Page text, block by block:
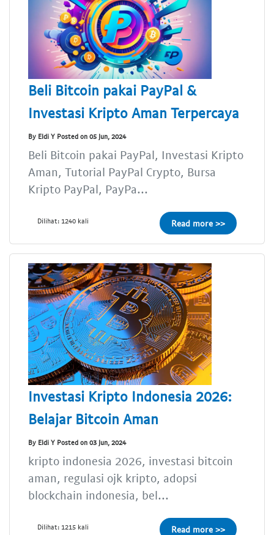
Beli Bitcoin pakai PayPal &
Investasi Kripto Aman Terpercaya
By Eldi Y Posted on 05 Jun, 2024
Beli Bitcoin pakai PayPal, Investasi Kripto
Aman, Tutorial PayPal Crypto, Bursa
Kripto PayPal, PayPa...
Dilihat: 1240 kali Read more >>
Investasi Kripto Indonesia 2026:
Belajar Bitcoin Aman
By Eldi Y Posted on 03 Jun, 2024
kripto indonesia 2026, investasi bitcoin
aman, regulasi ojk kripto, adopsi
blockchain indonesia, bel...
Dilihat: 1215 kali Read more >>